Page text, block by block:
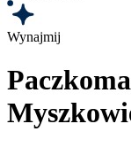
Wynajmij